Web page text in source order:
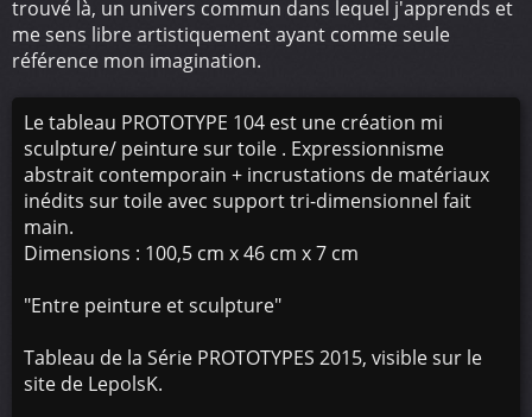
trouvé là, un univers commun dans lequel j'apprends et
me sens libre artistiquement ayant comme seule
référence mon imagination.
Le tableau PROTOTYPE 104 est une création mi
sculpture/ peinture sur toile . Expressionnisme
abstrait contemporain + incrustations de matériaux
inédits sur toile avec support tri-dimensionnel fait
main.
Dimensions : 100,5 cm x 46 cm x 7 cm
"Entre peinture et sculpture"
Tableau de la Série PROTOTYPES 2015, visible sur le
site de LepolsK.